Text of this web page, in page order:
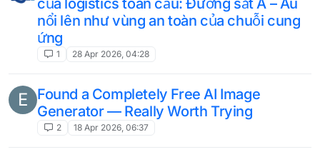
nổi lên như vùng an toàn của chuỗi cung
ứng
1 28 Apr 2026, 04:28
E
Found a Completely Free AI Image
Generator — Really Worth Trying
2 18 Apr 2026, 06:37